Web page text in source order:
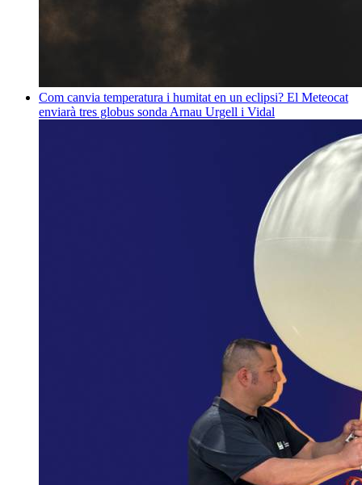
Com canvia temperatura i humitat en un eclipsi? El Meteocat
enviarà tres globus sonda Arnau Urgell i Vidal